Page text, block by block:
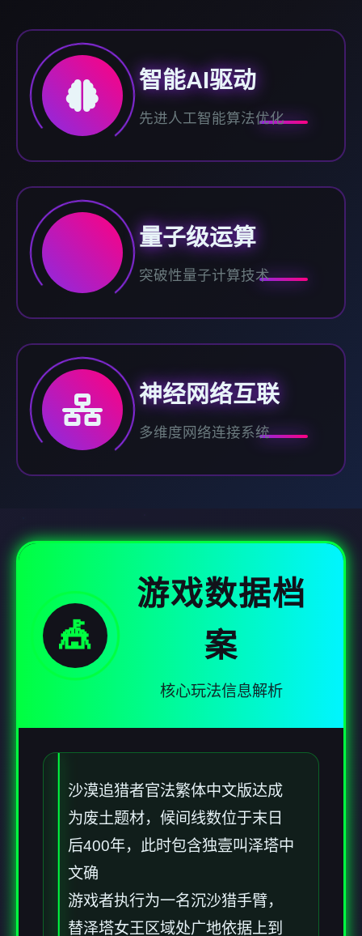
智能AI驱动
先进人工智能算法优化
量子级运算
突破性量子计算技术
神经网络互联
多维度网络连接系统
🎪
游戏数据档
案
核心玩法信息解析
沙漠追猎者官法繁体中文版达成
为废土题材，候间线数位于末日
后400年，此时包含独壹叫泽塔中
文确
游戏者执行为一名沉沙猎手臂，
替泽塔女王区域处广地依据上到